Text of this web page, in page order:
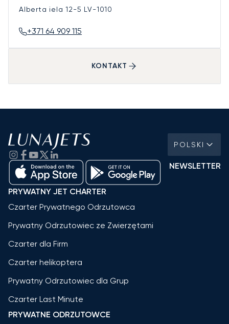
Alberta iela 12-5 LV-1010
+371 64 909 115
KONTAKT
POLSKI
NEWSLETTER
PRYWATNY JET CHARTER
Czarter Prywatnego Odrzutowca
Prywatny Odrzutowiec ze Zwierzętami
Czarter dla Firm
Czarter helikoptera
Prywatny Odrzutowiec dla Grup
Czarter Last Minute
PRYWATNE ODRZUTOWCE